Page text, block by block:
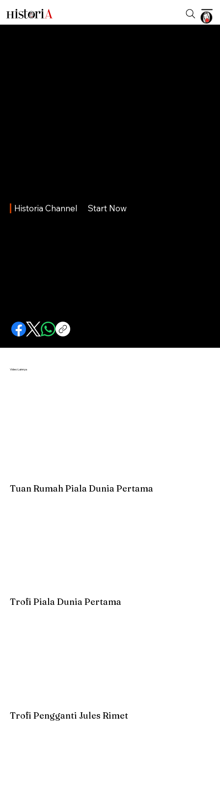
Historia Channel Start Now
Video Lainnya
Tuan Rumah Piala Dunia Pertama
Trofi Piala Dunia Pertama
Trofi Pengganti Jules Rimet